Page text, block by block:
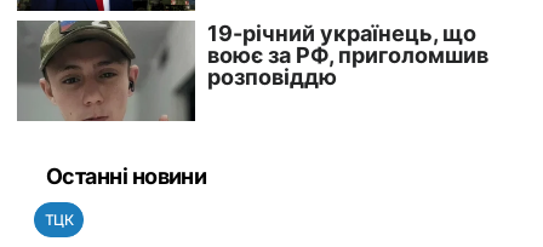
Останні новини
ТЦК